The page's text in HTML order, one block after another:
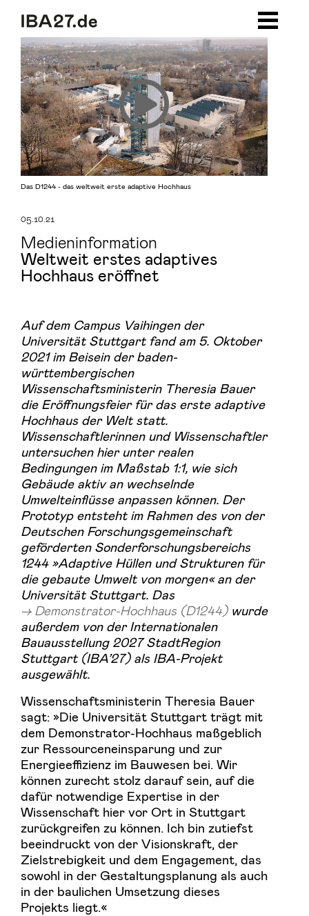
05.10.21
Weltweit erstes adaptives
Hochhaus eröffnet
Medieninformation
Auf dem Campus Vaihingen der
Universität Stuttgart fand am 5. Oktober
2021 im Beisein der baden-
württembergischen
Wissenschaftsministerin Theresia Bauer
die Eröffnungsfeier für das erste adaptive
Hochhaus der Welt statt.
Wissenschaftlerinnen und Wissenschaftler
untersuchen hier unter realen
Bedingungen im Maßstab 1:1, wie sich
Gebäude aktiv an wechselnde
Umwelteinflüsse anpassen können. Der
Prototyp entsteht im Rahmen des von der
Deutschen Forschungsgemeinschaft
geförderten Sonderforschungsbereichs
1244 »Adaptive Hüllen und Strukturen für
die gebaute Umwelt von morgen« an der
Universität Stuttgart. Das
Demonstrator-Hochhaus (D1244)wurde
außerdem von der Internationalen
Bauausstellung 2027 StadtRegion
Stuttgart (IBA’27) als IBA-Projekt
ausgewählt.
Wissenschaftsministerin Theresia Bauer
sagt: »Die Universität Stuttgart trägt mit
dem Demonstrator-Hochhaus maßgeblich
zur Ressourceneinsparung und zur
Energieeffizienz im Bauwesen bei. Wir
können zurecht stolz darauf sein, auf die
dafür notwendige Expertise in der
Wissenschaft hier vor Ort in Stuttgart
zurückgreifen zu können. Ich bin zutiefst
beeindruckt von der Visionskraft, der
Zielstrebigkeit und dem Engagement, das
sowohl in der Gestaltungsplanung als auch
in der baulichen Umsetzung dieses
Projekts liegt.«
Das D1244 - das weltweit erste adaptive Hochhaus